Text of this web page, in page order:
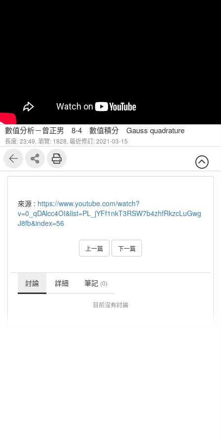
數值分析－曾正男 8-4 數值積分 Gauss quadrature
長度: 23:49, 瀏覽: 1828, 最近修訂: 2021-03-15
來源 : https://www.youtube.com/watch?
v=0_qDAlcc4OI&list=PL_jYFf1nkT3RSW7b4zhfRkzcLuGwg
J8fb&index=56
上一篇 下一篇
討論 詳細 筆記 (0)
目前沒有討論